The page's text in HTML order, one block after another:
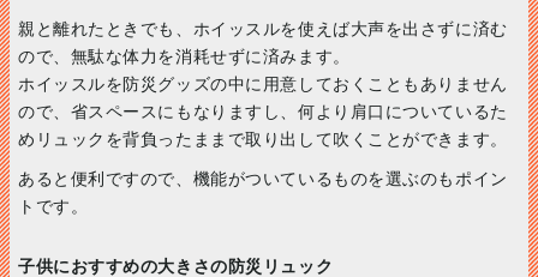
親と離れたときでも、ホイッスルを使えば大声を出さずに済む
ので、無駄な体力を消耗せずに済みます。
ホイッスルを防災グッズの中に用意しておくこともありません
ので、省スペースにもなりますし、何より肩口についているた
めリュックを背負ったままで取り出して吹くことができます。
あると便利ですので、機能がついているものを選ぶのもポイン
トです。
子供におすすめの大きさの防災リュック